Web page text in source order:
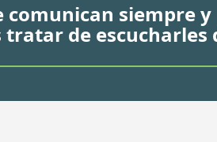
comunican siempre y
de escucharles